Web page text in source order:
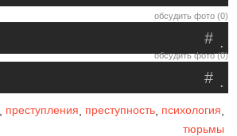
обсудить фото (0)
.
#
обсудить фото (0)
.
#
преступления преступность, психология
тюрьмы